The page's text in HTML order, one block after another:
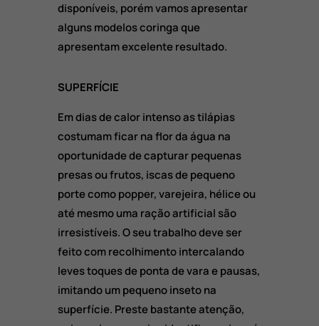
disponíveis, porém vamos apresentar
alguns modelos coringa que
apresentam excelente resultado.
SUPERFÍCIE
Em dias de calor intenso as tilápias
costumam ficar na flor da água na
oportunidade de capturar pequenas
presas ou frutos, iscas de pequeno
porte como popper, varejeira, hélice ou
até mesmo uma ração artificial são
irresistíveis. O seu trabalho deve ser
feito com recolhimento intercalando
leves toques de ponta de vara e pausas,
imitando um pequeno inseto na
superfície. Preste bastante atenção,